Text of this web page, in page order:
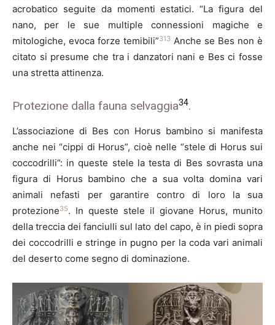
acrobatico seguite da momenti estatici. “La figura del
nano, per le sue multiple connessioni magiche e
mitologiche, evoca forze temibili”313 Anche se Bes non è
citato si presume che tra i danzatori nani e Bes ci fosse
una stretta attinenza.
Protezione dalla fauna selvaggia34.
L’associazione di Bes con Horus bambino si manifesta
anche nei “cippi di Horus”, cioè nelle “stele di Horus sui
coccodrilli”: in queste stele la testa di Bes sovrasta una
figura di Horus bambino che a sua volta domina vari
animali nefasti per garantire contro di loro la sua
protezione35. In queste stele il giovane Horus, munito
della treccia dei fanciulli sul lato del capo, è in piedi sopra
dei coccodrilli e stringe in pugno per la coda vari animali
del deserto come segno di dominazione.